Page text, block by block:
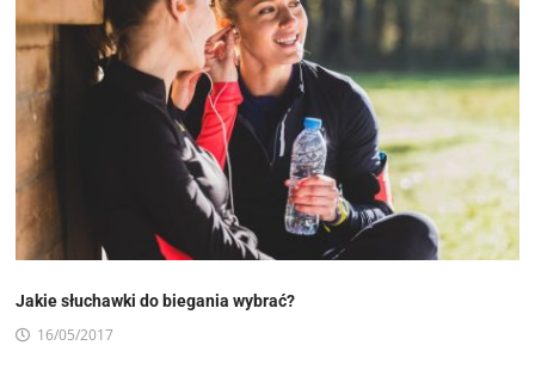
Jakie słuchawki do biegania wybrać?
16/05/2017